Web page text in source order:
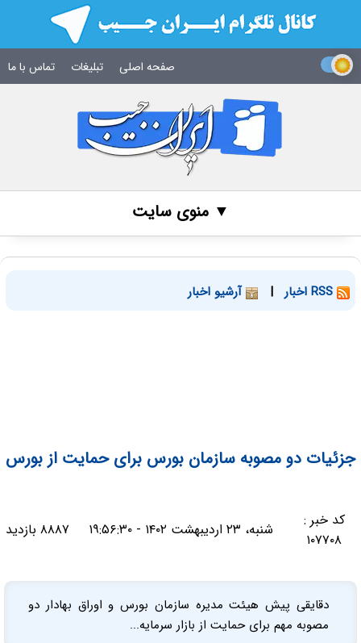
صفحه اصلی تبلیغات تماس با ما
▼ منوی سایت
| آرشیو اخبار
جزئیات دو مصوبه سازمان بورس برای حمایت از بورس
کد خبر :
۱۰۷۷۰۸
شنبه، ۲۳ اردیبهشت ۱۴۰۲ - ۱۹:۵۶:۳۰ ۸۸۸۷ بازدید
دقایقی پیش هیئت مدیره سازمان بورس و اوراق بهادار دو
مصوبه مهم برای حمایت از بازار سرمایه...